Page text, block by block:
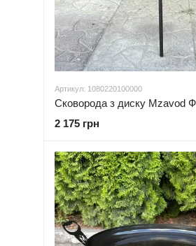
Артикул: 1080220100000
2 175 грн